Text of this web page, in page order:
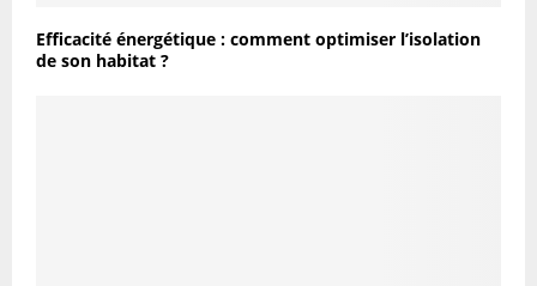
Efficacité énergétique : comment optimiser l’isolation
de son habitat ?